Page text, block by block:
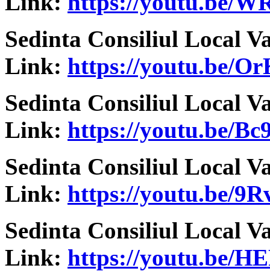
Sedinta Consiliul Local
Link: https://youtu.be/
Sedinta Consiliul Local
Link: https://youtu.be/
Sedinta Consiliul Local
Link: https://youtu.be/
Sedinta Consiliul Local
Link: https://youtu.be/